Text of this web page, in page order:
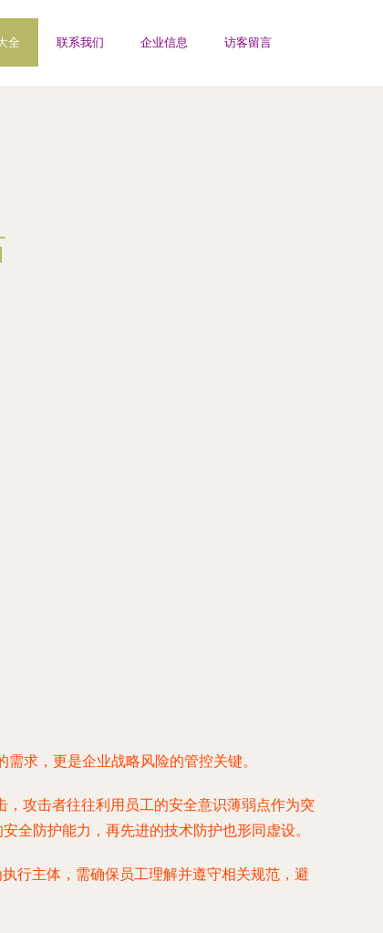
全 联系我们 企业信息 访客留言
求，更是企业战略风险的管控关键。
攻击者往往利用员工的安全意识薄弱点作为突
全防护能力，再先进的技术防护也形同虚设。
行主体，需确保员工理解并遵守相关规范，避